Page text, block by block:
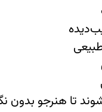
تا هنرجو بدون